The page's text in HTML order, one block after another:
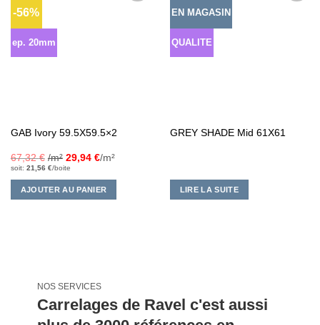
-56%
ep. 20mm
GAB Ivory 59.5X59.5×2
67,32€ /m² 29,94 €/m²
soit: 21,56 €/boite
AJOUTER AU PANIER
EN MAGASIN
QUALITE
GREY SHADE Mid 61X61
LIRE LA SUITE
NOS SERVICES
Carrelages de Ravel c'est aussi